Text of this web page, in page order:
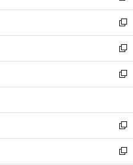
開
く
ウ
で
開
く
ン
ド
ウ
で
開
く
ウ
ィ
ン
ド
ウ
で
開
し
い
ウ
ィ
ン
ド
ウ
開
く
新
し
い
ウ
ィ
ン
ウ
で
開
く
新
し
い
ウ
ン
ド
ウ
で
新
し
ウ
ィ
ン
ド
新
し
い
新